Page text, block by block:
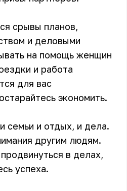
срывы планов,
и деловыми
на помощь женщин
и работа
для вас
экономить.
семьи и отдых, и дела.
другим людям.
в делах,
успеха.